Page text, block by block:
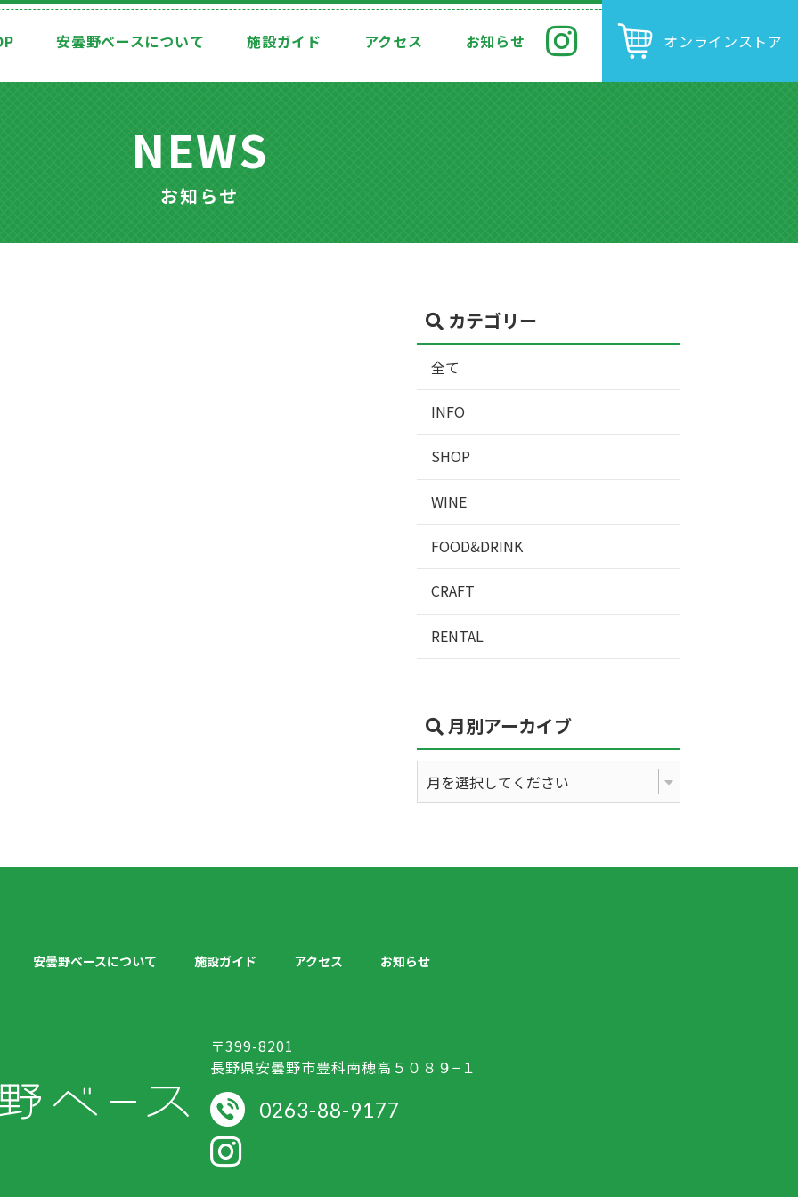
安曇野ベースについて 施設ガイド アクセス お知らせ オンラインストア
NEWS
お知らせ
カテゴリー
全て
INFO
SHOP
WINE
FOOD&DRINK
CRAFT
RENTAL
月別アーカイブ
安曇野ベースについて 施設ガイド アクセス お知らせ
〒399-8201
長野県安曇野市豊科南穂高５０８９−１
0263-88-9177